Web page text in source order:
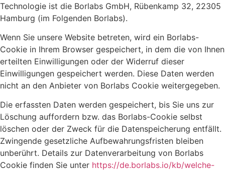
Technologie ist die Borlabs GmbH, Rübenkamp 32, 22305
Hamburg (im Folgenden Borlabs).
Wenn Sie unsere Website betreten, wird ein Borlabs-
Cookie in Ihrem Browser gespeichert, in dem die von Ihnen
erteilten Einwilligungen oder der Widerruf dieser
Einwilligungen gespeichert werden. Diese Daten werden
nicht an den Anbieter von Borlabs Cookie weitergegeben.
Die erfassten Daten werden gespeichert, bis Sie uns zur
Löschung auffordern bzw. das Borlabs-Cookie selbst
löschen oder der Zweck für die Datenspeicherung entfällt.
Zwingende gesetzliche Aufbewahrungsfristen bleiben
unberührt. Details zur Datenverarbeitung von Borlabs
Cookie finden Sie unter https://de.borlabs.io/kb/welche-